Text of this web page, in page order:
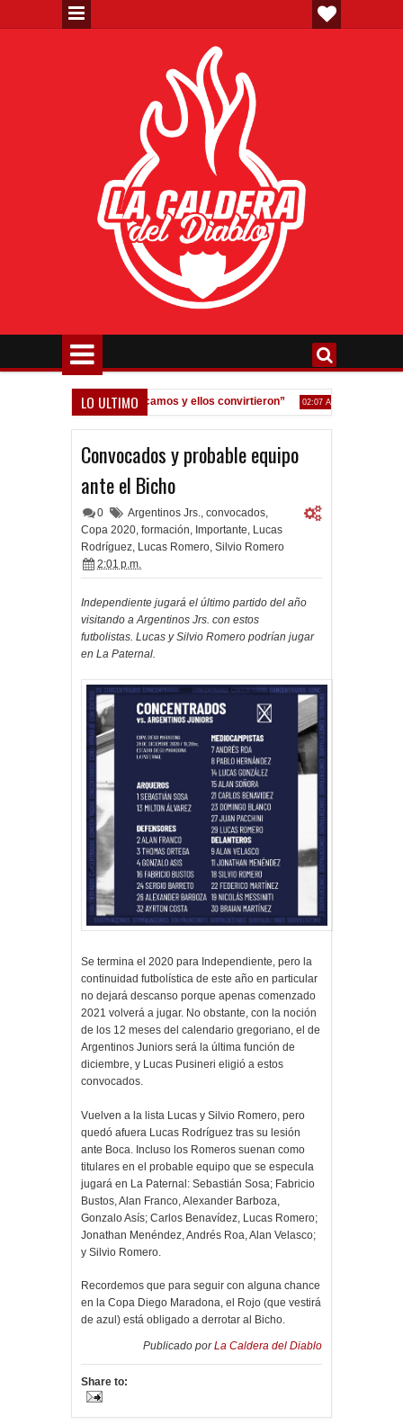
LO ULTIMO
errores, nos equivocamos y ellos convirtieron” 02:07 AM Fedorco: "Un
Convocados y probable equipo
ante el Bicho
0 Argentinos Jrs., convocados,
Copa 2020, formación, Importante, Lucas
Rodríguez, Lucas Romero, Silvio Romero
2:01 p.m.
Independiente jugará el último partido del año
visitando a Argentinos Jrs. con estos
futbolistas. Lucas y Silvio Romero podrían jugar
en La Paternal.
Se termina el 2020 para Independiente, pero la
continuidad futbolística de este año en particular
no dejará descanso porque apenas comenzado
2021 volverá a jugar. No obstante, con la noción
de los 12 meses del calendario gregoriano, el de
Argentinos Juniors será la última función de
diciembre, y Lucas Pusineri eligió a estos
convocados.
Vuelven a la lista Lucas y Silvio Romero, pero
quedó afuera Lucas Rodríguez tras su lesión
ante Boca. Incluso los Romeros suenan como
titulares en el probable equipo que se especula
jugará en La Paternal: Sebastián Sosa; Fabricio
Bustos, Alan Franco, Alexander Barboza,
Gonzalo Asís; Carlos Benavídez, Lucas Romero;
Jonathan Menéndez, Andrés Roa, Alan Velasco;
y Silvio Romero.
Recordemos que para seguir con alguna chance
en la Copa Diego Maradona, el Rojo (que vestirá
de azul) está obligado a derrotar al Bicho.
Publicado porLa Caldera del Diablo
Share to: